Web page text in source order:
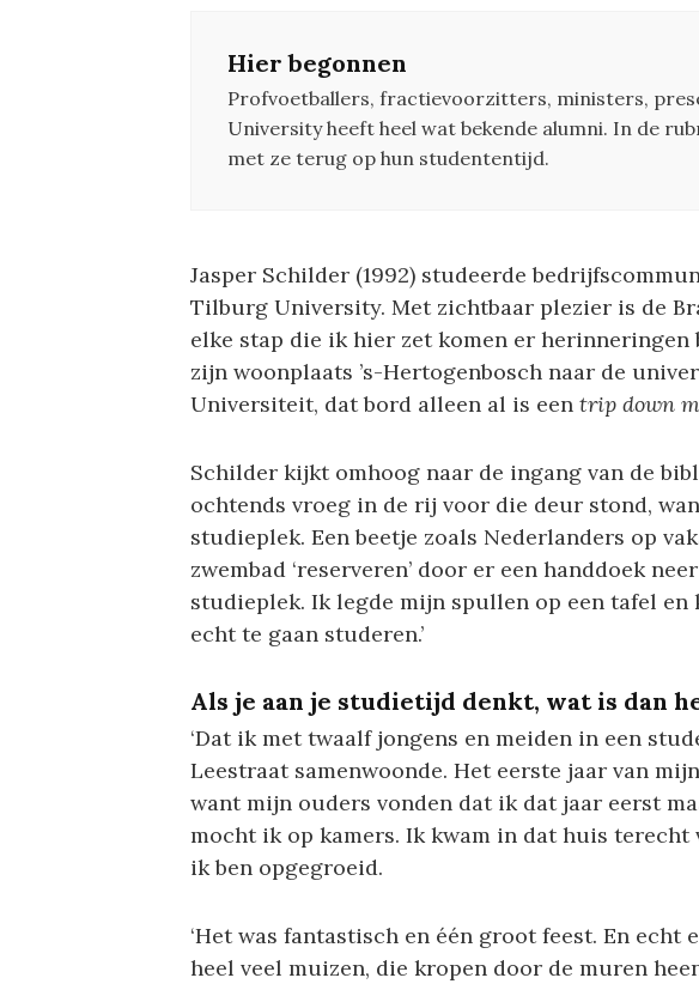
Hier begonnen
Profvoetballers, fractievoorzitters, ministers,
University heeft heel wat bekende alumni. In de
met ze terug op hun studententijd.
Jasper Schilder (1992) studeerde
Tilburg University. Met zichtbaar plezier is de
elke stap die ik hier zet komen er herinneringen
zijn woonplaats ’s-Hertogenbosch naar de
Universiteit, dat bord alleen al is een trip down
Schilder kijkt omhoog naar de ingang van de
ochtends vroeg in de rij voor die deur stond,
studieplek. Een beetje zoals Nederlanders op
zwembad ‘reserveren’ door er een handdoek
studieplek. Ik legde mijn spullen op een tafel en
echt te gaan studeren.’
Als je aan je studietijd denkt, wat is dan
‘Dat ik met twaalf jongens en meiden in een
Leestraat samenwoonde. Het eerste jaar van
want mijn ouders vonden dat ik dat jaar eerst
mocht ik op kamers. Ik kwam in dat huis terecht
ik ben opgegroeid.
‘Het was fantastisch en één groot feest. En echt
heel veel muizen, die kropen door de muren